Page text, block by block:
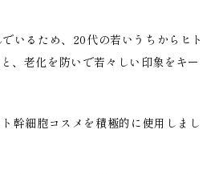
いるため、20代の若いうちからヒト
、老化を防いで若々しい印象をキー
幹細胞コスメを積極的に使用しまし